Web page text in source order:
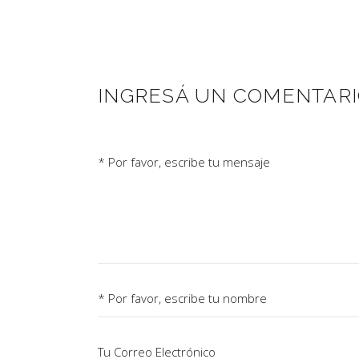
INGRESÁ UN